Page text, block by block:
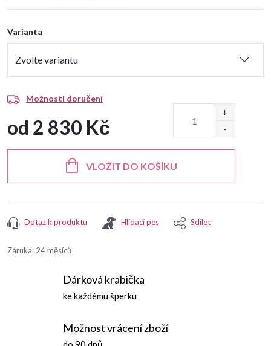
Varianta
Možnosti doručení
od 2 830 Kč
VLOŽIT DO KOŠÍKU
Dotaz k produktu Hlídací pes Sdílet
Záruka: 24 měsíců
Dárková krabička
ke každému šperku
Možnost vrácení zboží